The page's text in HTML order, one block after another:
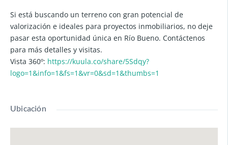
Si está buscando un terreno con gran potencial de
valorización e ideales para proyectos inmobiliarios, no deje
pasar esta oportunidad única en Río Bueno. Contáctenos
para más detalles y visitas.
Vista 360º: https://kuula.co/share/5Sdqy?
logo=1&info=1&fs=1&vr=0&sd=1&thumbs=1
Ubicación